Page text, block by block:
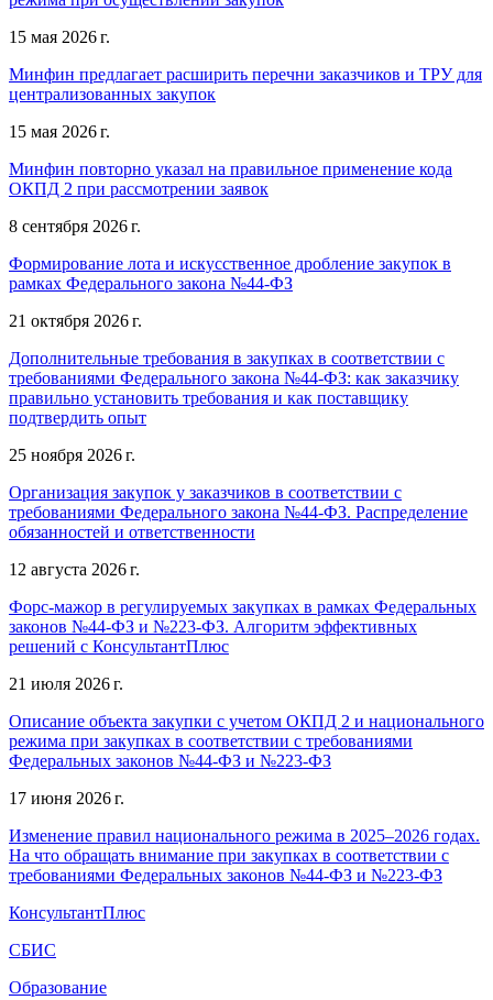
15 мая 2026 г.
Минфин предлагает расширить перечни заказчиков и ТРУ для
централизованных закупок
15 мая 2026 г.
Минфин повторно указал на правильное применение кода
ОКПД 2 при рассмотрении заявок
8 сентября 2026 г.
Формирование лота и искусственное дробление закупок в
рамках Федерального закона №44-ФЗ
21 октября 2026 г.
Дополнительные требования в закупках в соответствии с
требованиями Федерального закона №44-ФЗ: как заказчику
правильно установить требования и как поставщику
подтвердить опыт
25 ноября 2026 г.
Организация закупок у заказчиков в соответствии с
требованиями Федерального закона №44-ФЗ. Распределение
обязанностей и ответственности
12 августа 2026 г.
Форс-мажор в регулируемых закупках в рамках Федеральных
законов №44-ФЗ и №223-ФЗ. Алгоритм эффективных
решений с КонсультантПлюс
21 июля 2026 г.
Описание объекта закупки с учетом ОКПД 2 и национального
режима при закупках в соответствии с требованиями
Федеральных законов №44-ФЗ и №223-ФЗ
17 июня 2026 г.
Изменение правил национального режима в 2025–2026 годах.
На что обращать внимание при закупках в соответствии с
требованиями Федеральных законов №44-ФЗ и №223-ФЗ
КонсультантПлюс
СБИС
Образование